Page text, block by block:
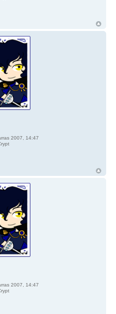
2007, 14:47
2007, 14:47